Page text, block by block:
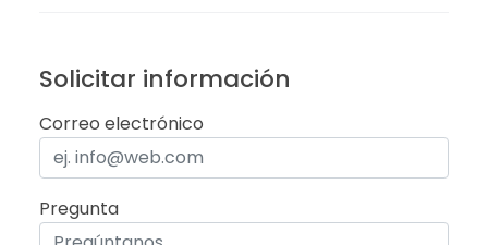
Solicitar información
Correo electrónico
Pregunta